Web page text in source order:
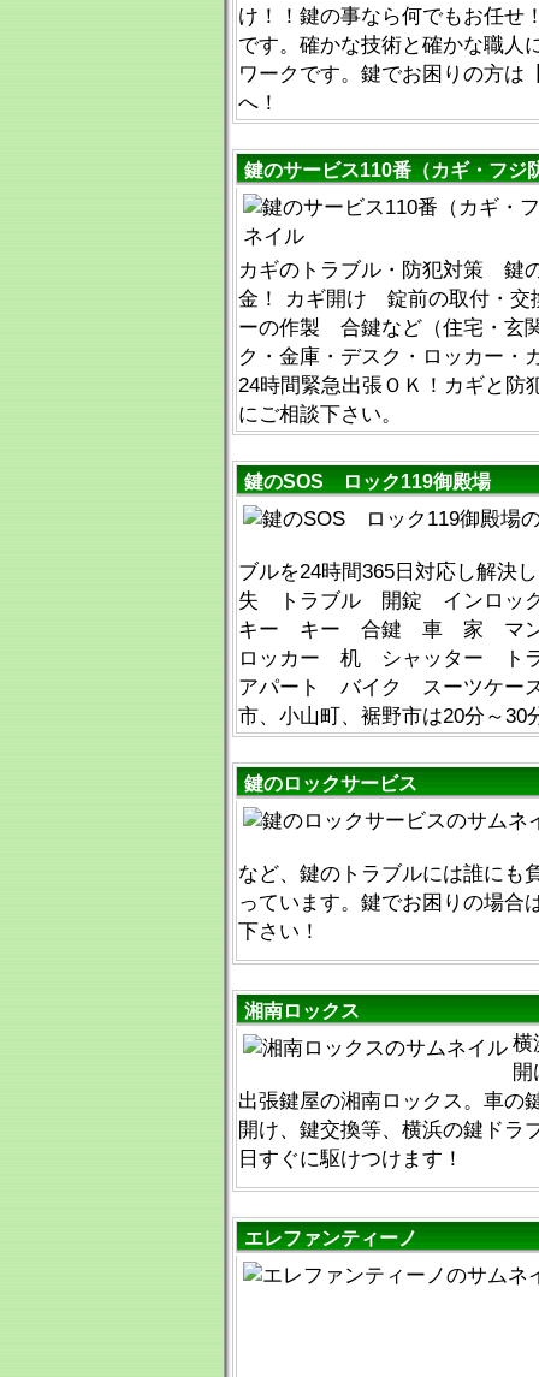
け！！鍵の事なら何でもお任せ
です。確かな技術と確かな職人
ワークです。鍵でお困りの方は
へ！
鍵のサービス110番（カギ・フジ
カギのトラブル・防犯対策 鍵
金！ カギ開け 錠前の取付・
ーの作製 合鍵など（住宅・玄
ク・金庫・デスク・ロッカー・
24時間緊急出張ＯＫ！カギと防
にご相談下さい。
鍵のSOS ロック119御殿場
ブルを24時間365日対応し解
失 トラブル 開錠 インロッ
キー キー 合鍵 車 家 マ
ロッカー 机 シャッター
アパート バイク スーツケー
市、小山町、裾野市は20分～30
鍵のロックサービス
など、鍵のトラブルには誰にも
っています。鍵でお困りの場合
下さい！
湘南ロックス
横
開
出張鍵屋の湘南ロックス。車の
開け、鍵交換等、横浜の鍵ドラ
日すぐに駆けつけます！
エレファンティーノ